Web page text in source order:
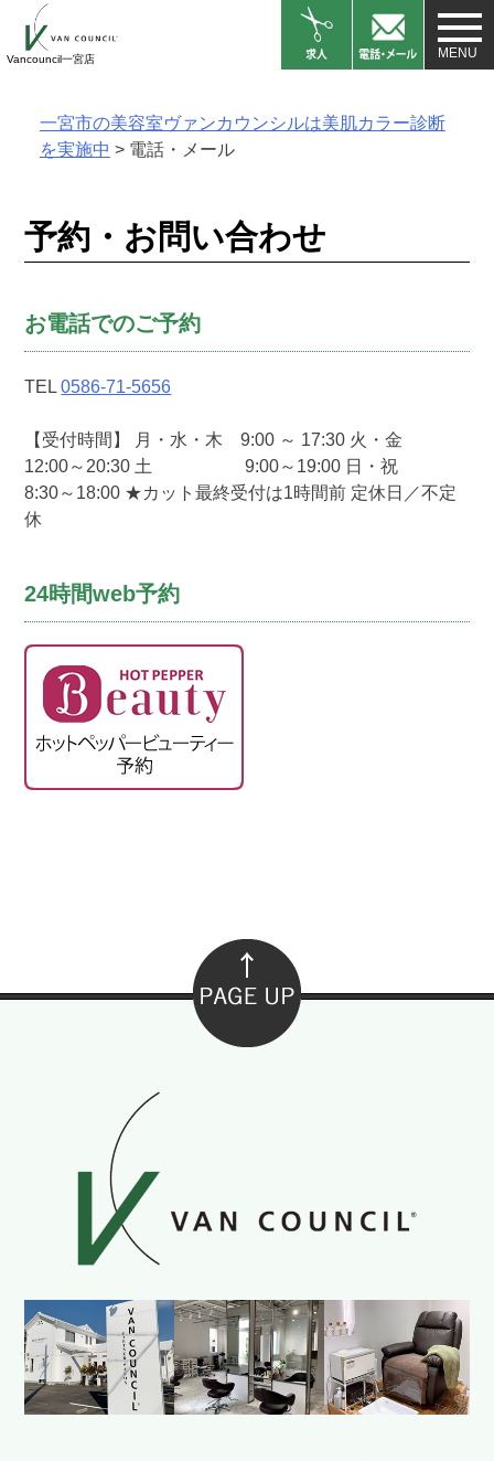
content
Vancouncil一宮店
一宮市の美容室ヴァンカウンシルは美肌カラー診断
を実施中 > 電話・メール
予約・お問い合わせ
お電話でのご予約
TEL0586-71-5656
【受付時間】 月・水・木 9:00 ～ 17:30 火・金
12:00～20:30 土 9:00～19:00 日・祝
8:30～18:00 ★カット最終受付は1時間前 定休日／不定
休
24時間web予約